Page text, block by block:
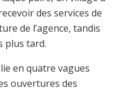
des services de
de l’agence, tandis
plus tard.
en quatre vagues
ouvertures des